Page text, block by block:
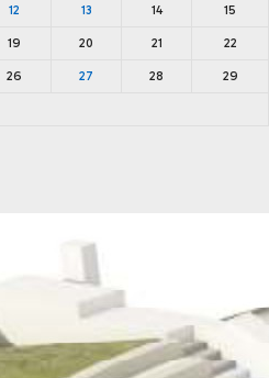
12 13 14 15
19 20 21 22
26 27 28 29